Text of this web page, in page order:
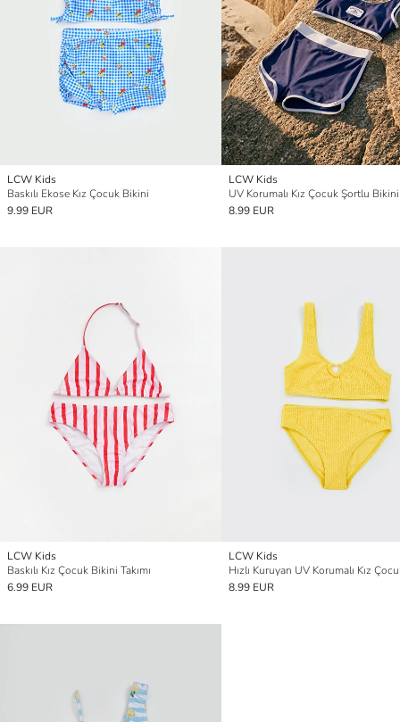
LCW Kids
Baskılı Ekose Kız Çocuk Bikini
9.99 EUR
LCW Kids
UV Korumalı Kız Çocuk Şortlu Bikini
8.99 EUR
LCW Kids
Baskılı Kız Çocuk Bikini Takımı
6.99 EUR
LCW Kids
Hızlı Kuruyan UV Korumalı Kız
8.99 EUR